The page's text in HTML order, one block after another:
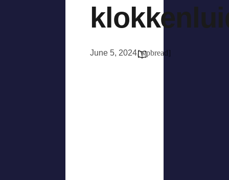
June 5, 2024[wpbread]